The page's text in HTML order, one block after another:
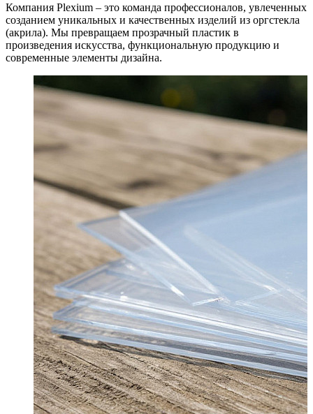
Компания Plexium – это команда профессионалов, увлеченных
созданием уникальных и качественных изделий из оргстекла
(акрила). Мы превращаем прозрачный пластик в
произведения искусства, функциональную продукцию и
современные элементы дизайна.